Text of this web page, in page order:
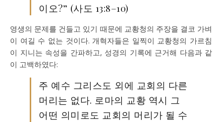
이오?” (사도 13:8–10)
영생의 문제를 건들고 있기 때문에 교황청의 주장을 결코 가벼
이 여길 수 없는 것이다. 개혁자들은 일찍이 교황청의 가르침
이 지니는 속성을 간파하고, 성경의 기록에 근거해 다음과 같
이 고백하였다:
주 예수 그리스도 외에 교회의 다른
머리는 없다. 로마의 교황 역시 그
어떤 의미로도 교회의 머리가 될 수